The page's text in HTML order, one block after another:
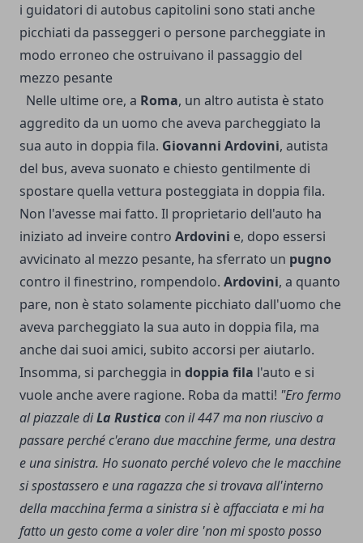
i guidatori di autobus capitolini sono stati anche
picchiati da passeggeri o persone parcheggiate in
modo erroneo che ostruivano il passaggio del
mezzo pesante
Nelle ultime ore, a Roma, un altro autista è stato
aggredito da un uomo che aveva parcheggiato la
sua auto in doppia fila. Giovanni Ardovini, autista
del bus, aveva suonato e chiesto gentilmente di
spostare quella vettura posteggiata in doppia fila.
Non l'avesse mai fatto. Il proprietario dell'auto ha
iniziato ad inveire contro Ardovini e, dopo essersi
avvicinato al mezzo pesante, ha sferrato un pugno
contro il finestrino, rompendolo. Ardovini, a quanto
pare, non è stato solamente picchiato dall'uomo che
aveva parcheggiato la sua auto in doppia fila, ma
anche dai suoi amici, subito accorsi per aiutarlo.
Insomma, si parcheggia in doppia fila l'auto e si
vuole anche avere ragione. Roba da matti! "Ero fermo
al piazzale diLa Rustica con il 447 ma non riuscivo a
passare perché c'erano due macchine ferme, una destra
e una sinistra. Ho suonato perché volevo che le macchine
si spostassero e una ragazza che si trovava all'interno
della macchina ferma a sinistra si è affacciata e mi ha
fatto un gesto come a voler dire 'non mi sposto posso